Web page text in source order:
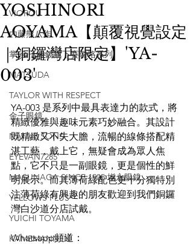
VIOROU
內藤熊八作
掌 金子眼鏡旗下賽璐珞系列
MATSUDA
TAYLOR WITH RESPECT
金子眼鏡
NATIVE SONS
EYEVAN7285
MASUNAGA SINCE 1905 增永眼鏡
YELLOWS PLUS
YUICHI TOYAMA
KAMEMANNEN
YOSHINORI
AOYAMA【顛覆視覺設定
｜銅鑼灣店限定】'YA-
003'
YA-003 是系列中最具表達力的款式，將
精緻優雅與趣味元素巧妙融合。其設計
既精緻又不失大膽，流暢的線條搭配精
湛工藝，戴上它，無疑會成為眾人焦
點，它不只是一副眼鏡，更是個性的鮮
明展示。而其薄荷綠配色更十分獨特別
注薄荷綠有興趣的朋友歡迎到我們銅鑼
灣白沙道分店試戴。
Whatsapp頻道：